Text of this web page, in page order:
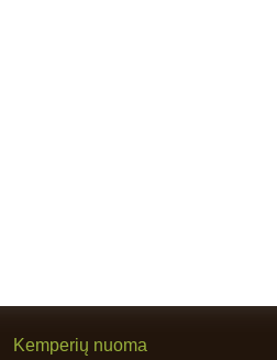
Kemperių nuoma